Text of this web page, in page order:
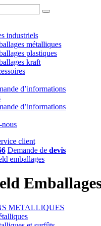
industriels
métalliques
plastiques
kraft
d’informations
d’informations
nous
client
Demande de devis